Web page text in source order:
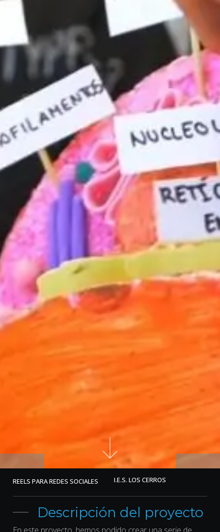
REELS PARA REDES SOCIALES I.E.S. LOS CERROS
Descripción del proyecto